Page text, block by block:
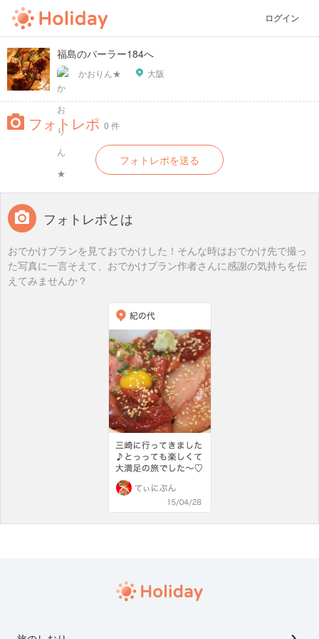
ログイン
福島のパーラー184へ
かおりん★ 大阪
フォトレポ 0 件
フォトレポを送る
フォトレポとは
おでかけプランを見ておでかけした！そんな時はおでかけ先で撮っ
た写真に一言そえて、おでかけプラン作者さんに感謝の気持ちを伝
えてみませんか？